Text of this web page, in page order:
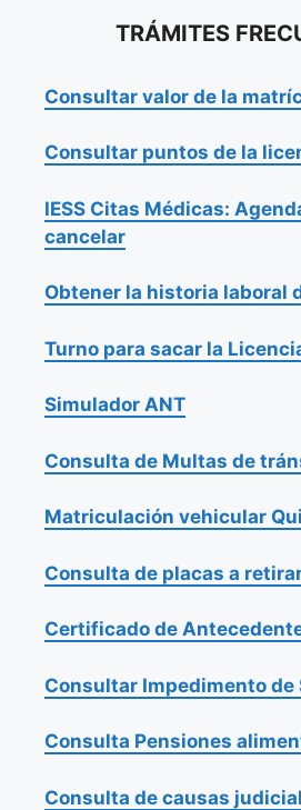
TRÁMITES
Consultar valor de la
Consultar puntos de la
IESS Citas Médicas:
cancelar
Obtener la historia laboral
Turno para sacar la
Simulador ANT
Consulta de Multas de
Matriculación vehicular
Consulta de placas a
Certificado de
Consultar Impedimento de
Consulta Pensiones
Consulta de causas